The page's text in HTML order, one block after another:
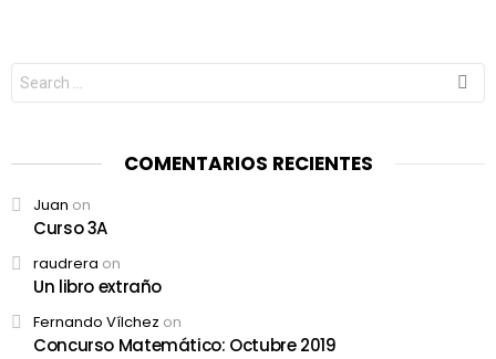
Search
for:
COMENTARIOS RECIENTES
Juan on
Curso 3A
raudrera on
Un libro extraño
Fernando Vílchez on
Concurso Matemático: Octubre 2019